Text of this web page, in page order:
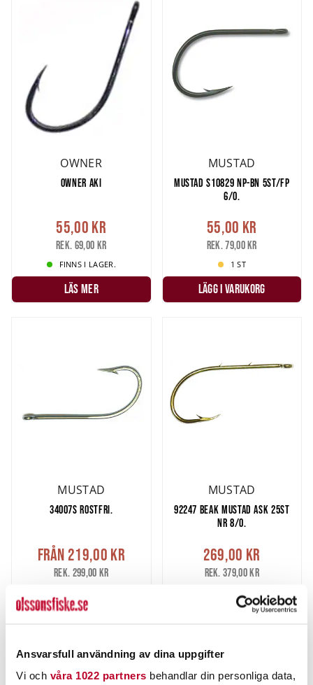
Ansvarsfull användning av dina uppgifter
Vi och våra 1022 partners behandlar din personliga data,
OWNER
OWNER AKI
55,00 kr
Rek. 69,00 kr
FINNS I LAGER.
LÄS MER
MUSTAD
MUSTAD S10829 NP-BN 5ST/FP
6/0.
55,00 kr
Rek. 79,00 kr
1 ST
LÄGG I VARUKORG
MUSTAD
34007S ROSTFRI.
Från 219,00 kr
Rek. 299,00 kr
LÄS MER
MUSTAD
92247 BEAK MUSTAD ASK 25ST
NR 8/0.
269,00 kr
Rek. 379,00 kr
LÄGG I VARUKORG